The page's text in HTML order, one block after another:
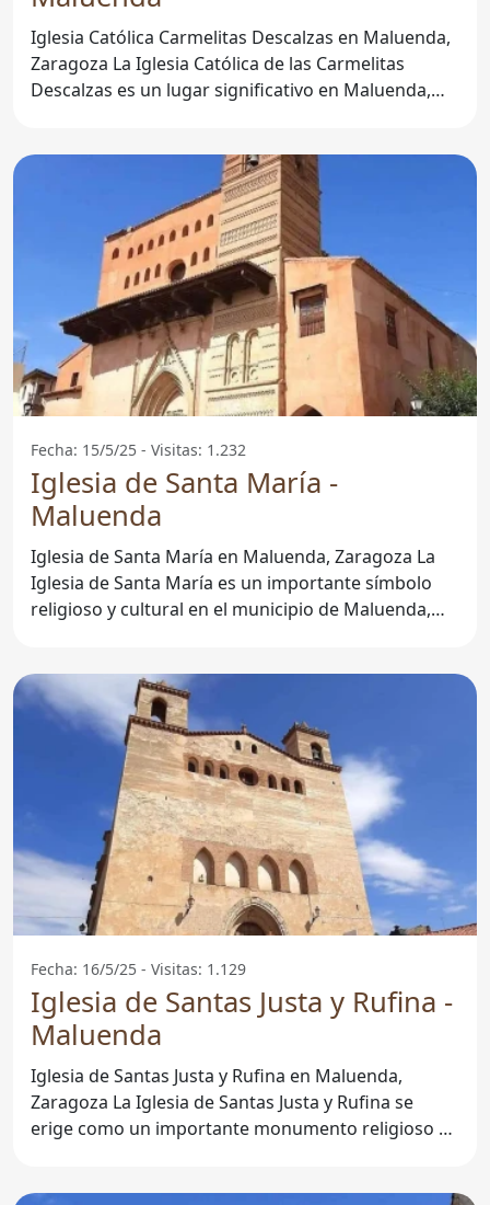
Iglesia Católica Carmelitas Descalzas en Maluenda,
Zaragoza La Iglesia Católica de las Carmelitas
Descalzas es un lugar significativo en Maluenda,
Fecha: 15/5/25 - Visitas: 1.232
Iglesia de Santa María -
Maluenda
Iglesia de Santa María en Maluenda, Zaragoza La
Iglesia de Santa María es un importante símbolo
religioso y cultural en el municipio de Maluenda,
Fecha: 16/5/25 - Visitas: 1.129
Iglesia de Santas Justa y Rufina -
Maluenda
Iglesia de Santas Justa y Rufina en Maluenda,
Zaragoza La Iglesia de Santas Justa y Rufina se
erige como un importante monumento religioso en